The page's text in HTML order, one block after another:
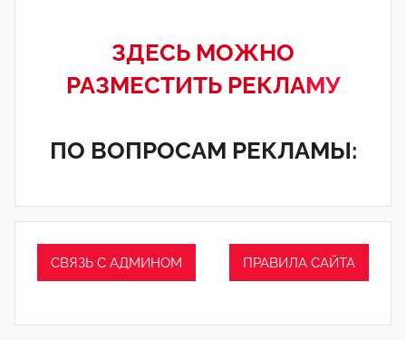
ЗДЕСЬ МОЖНО
РАЗМЕСТИТЬ РЕКЛАМУ
ПО ВОПРОСАМ РЕКЛАМЫ:
СВЯЗЬ С АДМИНОМ ПРАВИЛА САЙТА